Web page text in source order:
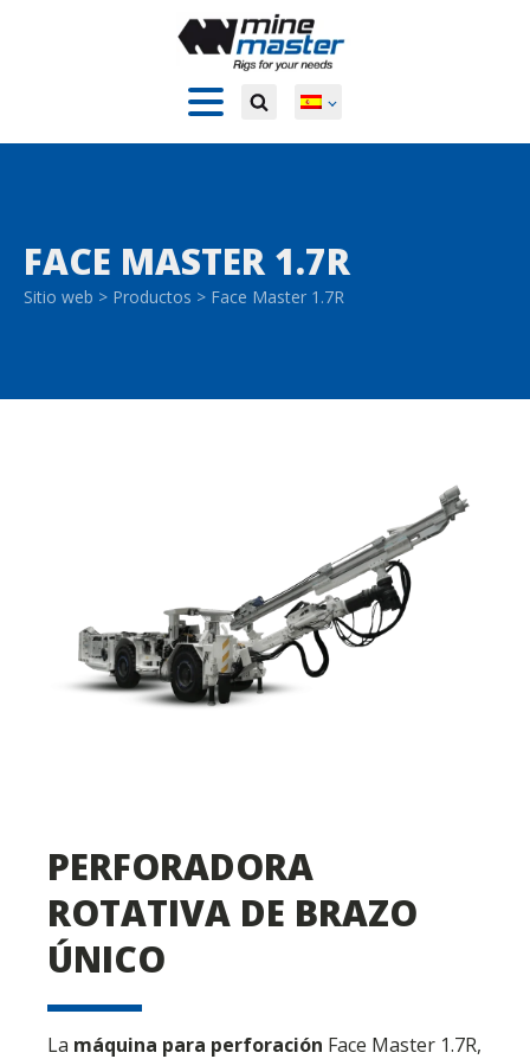
FACE MASTER 1.7R
Sitio web > Productos > Face Master 1.7R
PERFORADORA
ROTATIVA DE BRAZO
ÚNICO
La máquina para perforación Face Master 1.7R,